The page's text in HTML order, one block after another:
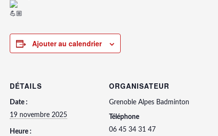
Ajouter au calendrier
DÉTAILS
Date :
19 novembre 2025
Heure :
ORGANISATEUR
Grenoble Alpes Badminton
Téléphone
06 45 34 31 47